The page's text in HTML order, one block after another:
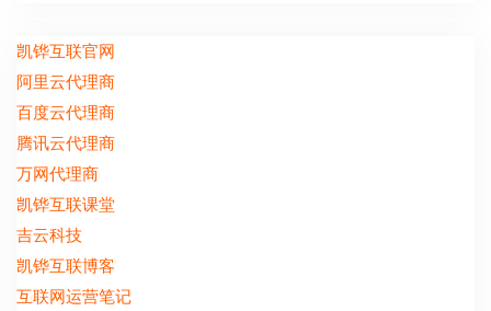
凯铧互联官网
阿里云代理商
百度云代理商
腾讯云代理商
万网代理商
凯铧互联课堂
吉云科技
凯铧互联博客
互联网运营笔记